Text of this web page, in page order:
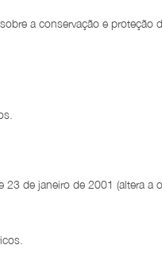
a conservação e proteção
de janeiro de 2001 (altera a